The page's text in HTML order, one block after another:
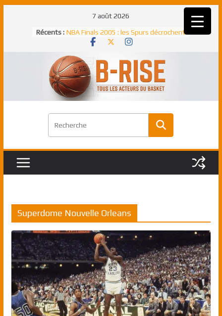
7 août 2026
Récents : NBA Finals 2005 : les Spurs décrochent
un troisième titre NBA, la rude bataille
NBA Finals 2021 : les Bucks et Giannis
Antetokounmpo triomphent, le Greek
Freek élu MVP
Shai Gilgeous-Alexander : son premier
match à plus de 40 points en NBA, le
Pau Gasol dans l’histoire en 2002 :
premier européen sacré Rookie de
Rudy Gobert, deuxième Français élu
Superdome Nouvelle Orleans